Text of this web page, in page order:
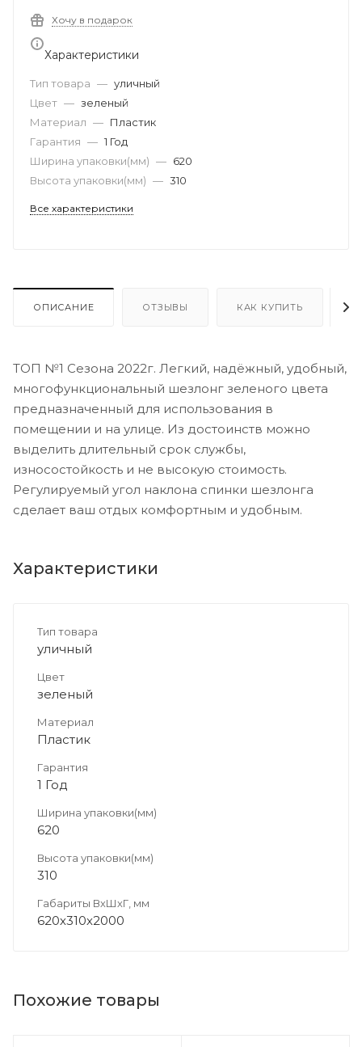
Хочу в подарок
Характеристики
Тип товара — уличный
Цвет — зеленый
Материал — Пластик
Гарантия — 1 Год
Ширина упаковки(мм) — 620
Высота упаковки(мм) — 310
Все характеристики
ОПИСАНИЕ ОТЗЫВЫ КАК КУПИТЬ
ТОП №1 Сезона 2022г. Легкий, надёжный, удобный,
многофункциональный шезлонг зеленого цвета
предназначенный для использования в
помещении и на улице. Из достоинств можно
выделить длительный срок службы,
износостойкость и не высокую стоимость.
Регулируемый угол наклона спинки шезлонга
сделает ваш отдых комфортным и удобным.
Характеристики
Тип товара
уличный
Цвет
зеленый
Материал
Пластик
Гарантия
1 Год
Ширина упаковки(мм)
620
Высота упаковки(мм)
310
Габариты ВхШхГ, мм
620х310х2000
Похожие товары